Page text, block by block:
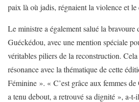
paix là où jadis, régnaient la violence et le
Le ministre a également salué la bravoure
Guéckédou, avec une mention spéciale
véritables piliers de la reconstruction.
résonance avec la thématique de cette
Féminine ». « C’est grâce aux femmes
a tenu debout, a retrouvé sa dignité », a-t-